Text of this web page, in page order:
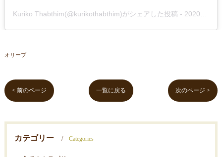
Kuriko Thabthim(@kurikothabthim)がシェアした投稿 - 2020年Jun月25日pm6時08分PDT
オリーブ
< 前のページ 一覧に戻る 次のページ >
カテゴリー Categories